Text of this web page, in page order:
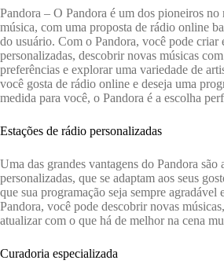
Pandora – O Pandora é um dos pioneiros
música, com uma proposta de rádio online
do usuário. Com o Pandora, você pode criar
personalizadas, descobrir novas músicas com
preferências e explorar uma variedade de
você gosta de rádio online e deseja uma
medida para você, o Pandora é a escolha
Estações de rádio personalizadas
Uma das grandes vantagens do Pandora são
personalizadas, que se adaptam aos seus
que sua programação seja sempre
Pandora, você pode descobrir novas
atualizar com o que há de melhor na cena
Curadoria especializada